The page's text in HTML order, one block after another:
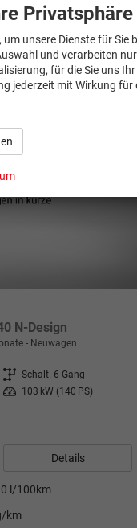
l/100km
km
N-Design
Neuwagen
Getriebe Schalt. 6-Gang
Leistung 103 kW (140 PS)
Details
l/100km
km
Privatsphäre
unsere Dienste für Sie
und verarbeiten
für die Sie uns
jederzeit mit Wirkung für